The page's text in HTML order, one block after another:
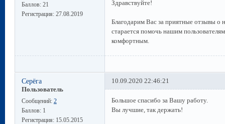
Баллов: 21
Регистрация: 27.08.2019
Здравствуйте!
Благодарим Вас за приятные отзывы о
старается помочь нашим
комфортным.
Cерёга
Пользователь
Сообщений: 2
Баллов: 1
Регистрация: 15.05.2015
10.09.2020 22:46:21
Большое спасибо за Вашу работу.
Вы лучшие, так держать!